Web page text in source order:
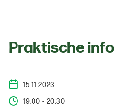
Praktische info
15.11.2023
19:00 - 20:30